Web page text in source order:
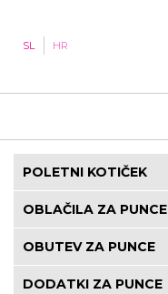
SL HR
POLETNI KOTIČEK
OBLAČILA ZA PUNCE
OBUTEV ZA PUNCE
DODATKI ZA PUNCE